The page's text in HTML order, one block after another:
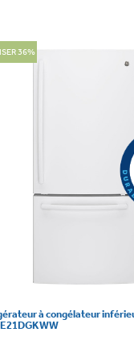
36%
à congélateur